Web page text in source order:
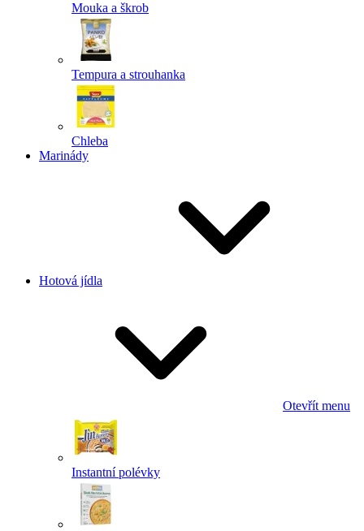
Mouka a škrob
Tempura a strouhanka
Chleba
Marinády
Hotová jídla
Otevřít menu
Instantní polévky